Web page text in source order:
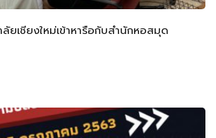
ยเชียงใหม่เข้าหารือกับสำนักหอสมุด